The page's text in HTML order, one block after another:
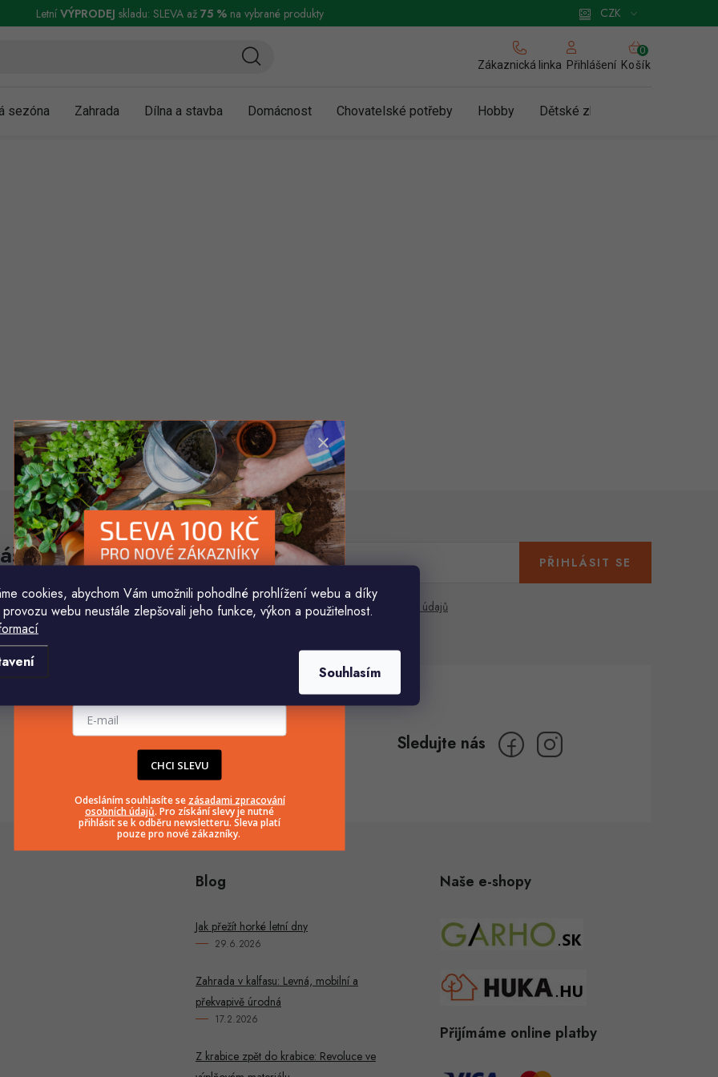
cookies, abychom Vám umožnili pohodlné prohlížení webu a díky
webu neustále zlepšovali jeho funkce, výkon a použitelnost.
Souhlasím
a reklamace Podmínky ochrany osobních údajů Obchodní podmínky pro podnikatele Zásady používání cookies
CZK
LetníVÝPRODEJ skladu: SLEVA až 75 %na vybrané produkty
Zákaznická linka Přihlášení
NÁKUPNÍ
KOŠÍK
Košík
sezóna Zahrada Dílna a stavba Domácnost Chovatelské potřeby Hobby Dětské zboží a hračky
e-mail E-mail
Vložením e-mailu souhlasíte spodmínkami ochrany osobních údajů
PŘIHLÁSIT SE
+420777799661
Blog
Jak přežít horké letní dny
29.6.2026
Zahrada v kalfasu: Levná, mobilní a
překvapivě úrodná
17.2.2026
Z krabice zpět do krabice: Revoluce ve
Naše e-shopy
Přijímáme online platby
CHCI SLEVU
Odesláním souhlasíte se zásadami zpracování
osobních údajů. Pro získání slevy je nutné
přihlásit se k odběru newsletteru. Sleva platí
pouze pro nové zákazníky.